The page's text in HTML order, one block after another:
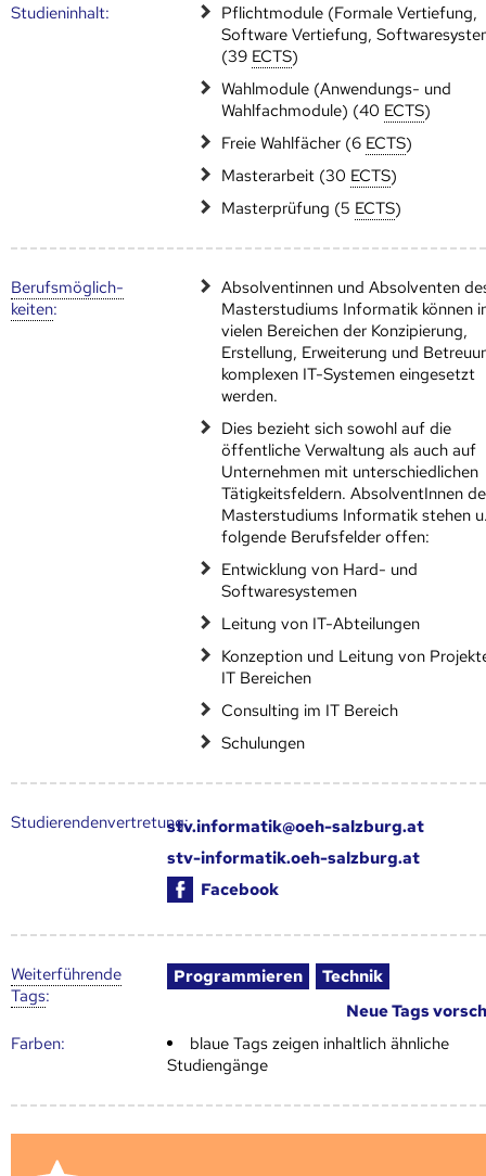
Studien­inhalt:
Pflichtmodule (Formale Vertiefung,
Software Vertiefung,
(39 ECTS)
Wahlmodule (Anwendungs- und
Wahlfachmodule) (40 ECTS)
Freie Wahlfächer (6 ECTS)
Masterarbeit (30 ECTS)
Masterprüfung (5 ECTS)
Berufs­möglich­
keiten:
Absolventinnen und Absolventen
Masterstudiums Informatik können
vielen Bereichen der Konzipierung,
Erstellung, Erweiterung und
komplexen IT-Systemen eingesetzt
werden.
Dies bezieht sich sowohl auf die
öffentliche Verwaltung als auch auf
Unternehmen mit unterschiedlichen
Tätigkeitsfeldern. AbsolventInnen
Masterstudiums Informatik stehen
folgende Berufsfelder offen:
Entwicklung von Hard- und
Softwaresystemen
Leitung von IT-Abteilungen
Konzeption und Leitung von
IT Bereichen
Consulting im IT Bereich
Schulungen
Studierendenvertretung:stv.informatik@oeh-salzburg.at
stv-informatik.oeh-salzburg.at
Facebook
Weiter­führende
Tags:
Programmieren
Technik
Neue Tags
Farben:
blaue Tags zeigen inhaltlich ähnliche
Studiengänge